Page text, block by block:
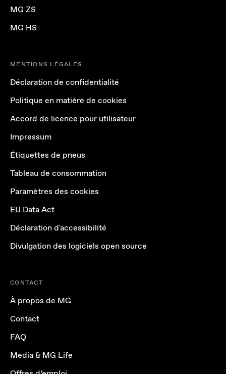
MG ZS
MG HS
MENTIONS LÉGALES
Déclaration de confidentialité
Politique en matière de cookies
Accord de licence pour utilisateur
Impressum
Étiquettes de pneus
Tableau de consommation
Paramètres des cookies
EU Data Act
Déclaration d'accessibilité
Divulgation des logiciels open source
CONTACT
À propos de MG
Contact
FAQ
Media & MG Life